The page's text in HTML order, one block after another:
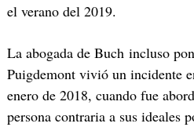
el verano del 2019.
La abogada de Buch incluso
Puigdemont vivió un incidente
enero de 2018, cuando fue
persona contraria a sus ideales